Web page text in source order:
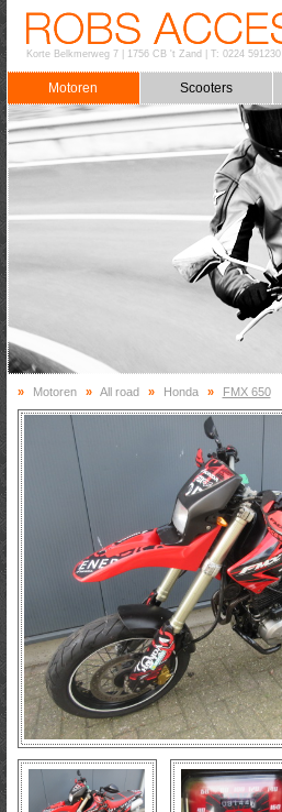
Korte Belkmerweg 7| 1756 CB 't Zand T: 0224 591230
Motoren Scooters
» Motoren » All road » Honda » FMX 650